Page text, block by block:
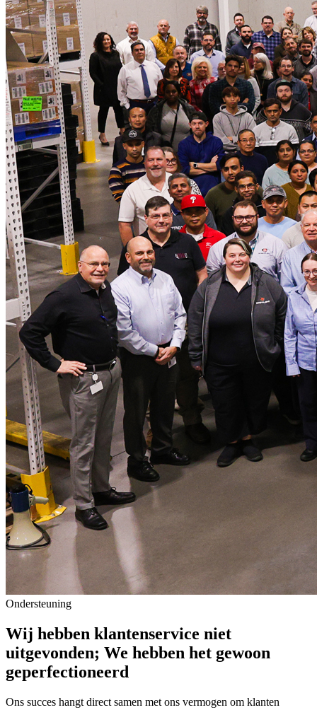
Ondersteuning
Wij hebben klantenservice niet
uitgevonden; We hebben het gewoon
geperfectioneerd
Ons succes hangt direct samen met ons vermogen om klanten